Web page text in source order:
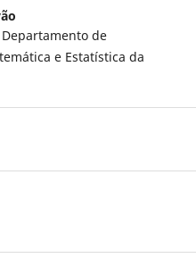
de
e Estatística da